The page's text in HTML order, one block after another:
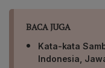
BACA JUGA
Kata-kata
Indonesia,